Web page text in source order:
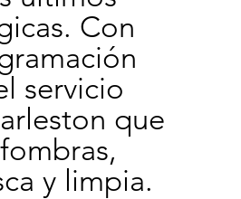
Con
servicio
que
y limpia.